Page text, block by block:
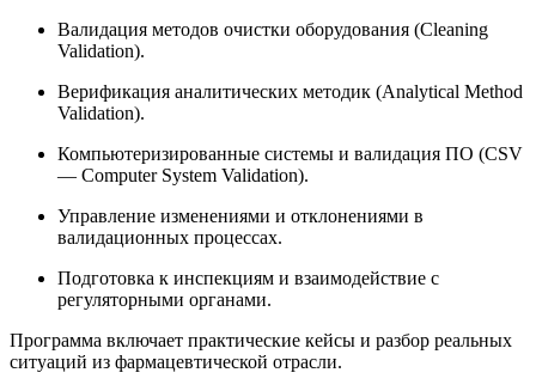
Валидация методов очистки оборудования (Cleaning
Validation).
Верификация аналитических методик (Analytical Method
Validation).
Компьютеризированные системы и валидация ПО (CSV
— Computer System Validation).
Управление изменениями и отклонениями в
валидационных процессах.
Подготовка к инспекциям и взаимодействие с
регуляторными органами.
Программа включает практические кейсы и разбор реальных
ситуаций из фармацевтической отрасли.